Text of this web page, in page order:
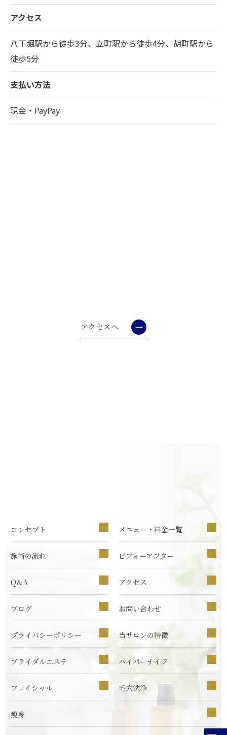
アクセス
八丁堀駅から徒歩3分、立町駅から徒歩4分、胡町駅から
徒歩5分
支払い方法
現金・PayPay
アクセスへ
コンセプト メニュー・料金一覧
施術の流れ ビフォーアフター
Q＆A アクセス
ブログ お問い合わせ
プライバシーポリシー 当サロンの特徴
ブライダルエステ ハイパーナイフ
フェイシャル 毛穴洗浄
痩身